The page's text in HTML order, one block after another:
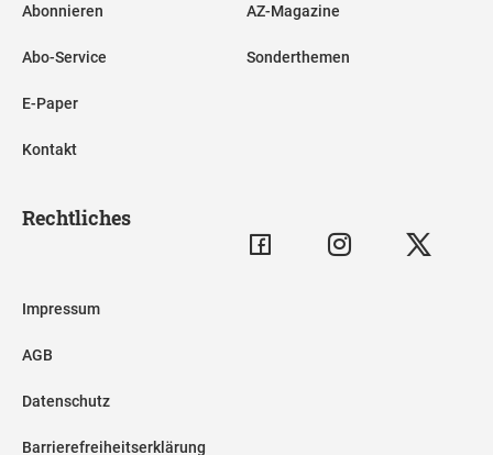
Abonnieren
Abo-Service
E-Paper
Kontakt
AZ-Magazine
Sonderthemen
Rechtliches
Impressum
AGB
Datenschutz
Barrierefreiheitserklärung